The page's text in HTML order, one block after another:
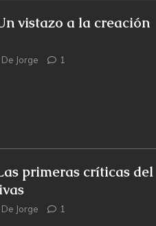
vistazo a la creación
Jorge 1
primeras críticas del
Jorge 1